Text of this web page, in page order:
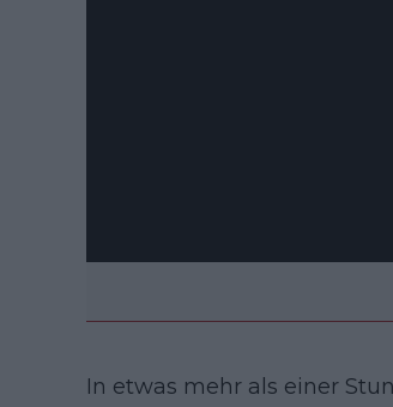
In etwas mehr als einer